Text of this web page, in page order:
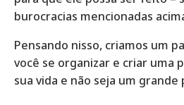
burocracias mencionadas
Pensando nisso, criamos um
você se organizar e criar uma
sua vida e não seja um